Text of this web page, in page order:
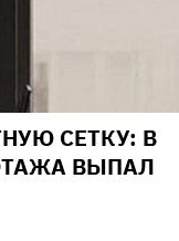
СЕТКУ: В
ВЫПАЛ